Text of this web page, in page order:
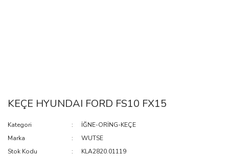
KEÇE HYUNDAI FORD FS10 FX15
Kategori
İĞNE-ORİNG-KEÇE
Marka
WUTSE
Stok Kodu
KLA2820.01119